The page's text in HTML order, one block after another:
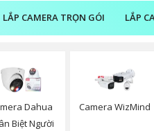
LẮP CAMERA TRỌN GÓI LẮP
Dahua
Biệt Người
Camera WizMind